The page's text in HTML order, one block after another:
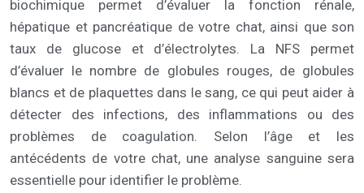
biochimique permet d’évaluer la fonction rénale,
hépatique et pancréatique de votre chat, ainsi que son
taux de glucose et d’électrolytes. La NFS permet
d’évaluer le nombre de globules rouges, de globules
blancs et de plaquettes dans le sang, ce qui peut aider à
détecter des infections, des inflammations ou des
problèmes de coagulation. Selon l’âge et les
antécédents de votre chat, une analyse sanguine sera
essentielle pour identifier le problème.